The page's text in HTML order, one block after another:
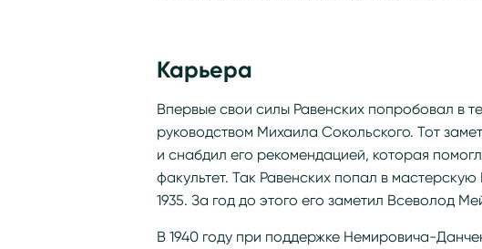
Карьера
Впервые свои силы Равенских попробовал в
руководством Михаила Сокольского. Тот
и снабдил его рекомендацией, которая
факультет. Так Равенских попал в
1935. За год до этого его заметил Всеволод
В 1940 году при поддержке Немировича-